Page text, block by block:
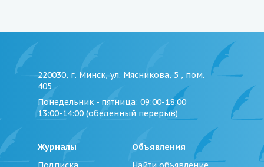
220030, г. Минск, ул. Мясникова, 5 , пом.
405
Понедельник - пятница: 09:00-18:00
13:00-14:00 (обеденный перерыв)
Журналы
Объявления